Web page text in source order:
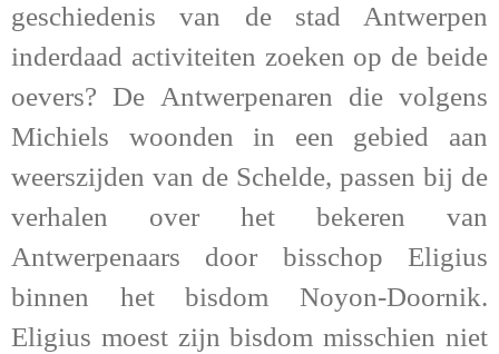
geschiedenis van de stad Antwerpen
inderdaad activiteiten zoeken op de beide
oevers?De Antwerpenaren die volgens
Michiels woonden in een gebied aan
weerszijden van de Schelde, passen bij de
verhalen over het bekeren van
Antwerpenaars door bisschop Eligius
binnen het bisdom Noyon-Doornik.
Eligius moest zijn bisdom misschien niet